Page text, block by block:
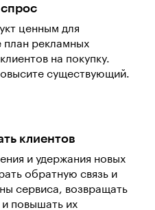
ценным для
план рекламных
на покупку.
существующий.
клиентов
и удержания новых
обратную связь и
сервиса, возвращать
и повышать их